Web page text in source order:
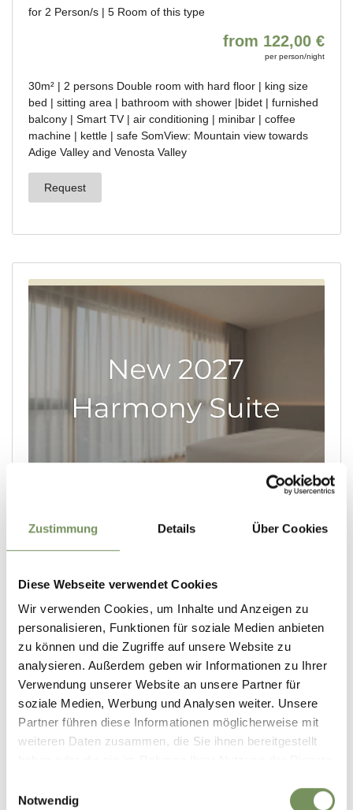
Zustimmung Details Über Cookies
Diese Webseite verwendet Cookies
Wir verwenden Cookies, um Inhalte und Anzeigen zu
personalisieren, Funktionen für soziale Medien anbieten
zu können und die Zugriffe auf unsere Website zu
analysieren. Außerdem geben wir Informationen zu Ihrer
Verwendung unserer Website an unsere Partner für
soziale Medien, Werbung und Analysen weiter. Unsere
Partner führen diese Informationen möglicherweise mit
weiteren Daten zusammen, die Sie ihnen bereitgestellt
Notwendig